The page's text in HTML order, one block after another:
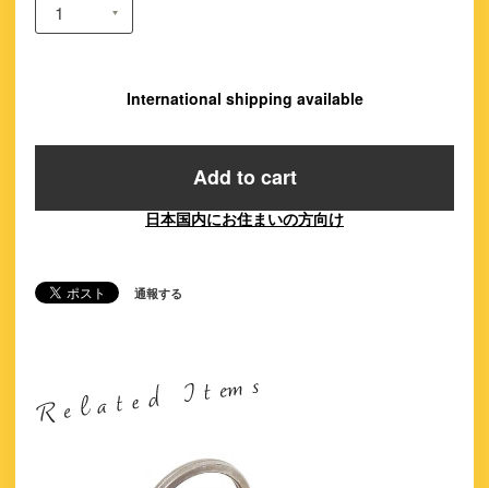
International shipping available
Add to cart
日本国内にお住まいの方向け
通報する